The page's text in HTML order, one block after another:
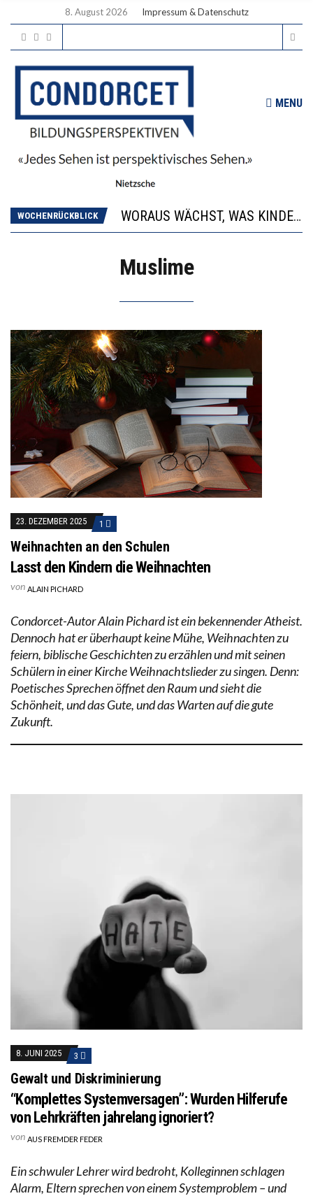
8. August 2026 Impressum & Datenschutz
MENU
WOCHENRÜCKBLICK
“WIR BEOBACHTEN EINEN REGELRECHTEN STURZFLUG BEI DEN LERNLEISTUNGEN”
Muslime
23. DEZEMBER 2025 1
Weihnachten an den Schulen
Lasst den Kindern die Weihnachten
von ALAIN PICHARD
Condorcet-Autor Alain Pichard ist ein bekennender Atheist.
Dennoch hat er überhaupt keine Mühe, Weihnachten zu
feiern, biblische Geschichten zu erzählen und mit seinen
Schülern in einer Kirche Weihnachtslieder zu singen. Denn:
Poetisches Sprechen öffnet den Raum und sieht die
Schönheit, und das Gute, und das Warten auf die gute
Zukunft.
8. JUNI 2025 3
Gewalt und Diskriminierung
“Komplettes Systemversagen”: Wurden Hilferufe
von Lehrkräften jahrelang ignoriert?
von AUS FREMDER FEDER
Ein schwuler Lehrer wird bedroht, Kolleginnen schlagen
Alarm, Eltern sprechen von einem Systemproblem – und